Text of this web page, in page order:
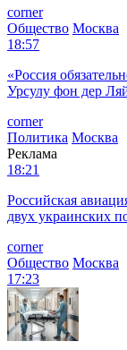
corner
Общество Москва
18:57
«Россия
Урсулу фон дер
corner
Политика Москва
Реклама
18:21
Российская
двух украинских
corner
Общество Москва
17:23